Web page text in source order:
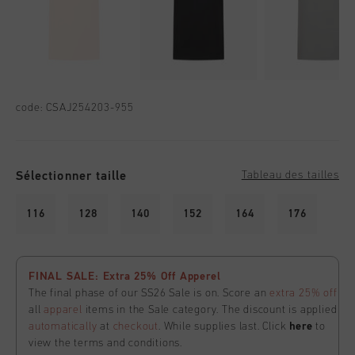
code: CSAJ254203-955
Sélectionner taille Tableau des tailles
116 128 140 152 164 176
FINAL SALE: Extra 25% Off Apperel
The final phase of our SS26 Sale is on. Score an extra 25% off
allapparel items in the Sale category. The discount is applied
automatically at checkout . While supplies last. Click here to
view the terms and conditions.